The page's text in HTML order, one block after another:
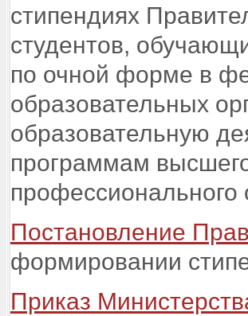
стипендиях
студентов,
по очной форме в
образовательных
образовательную
программам
профессионального
Постановление
формировании
Приказ